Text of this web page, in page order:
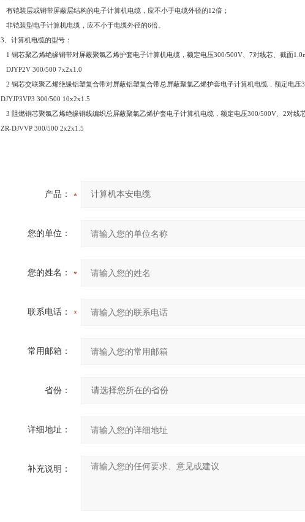
有铠装层或铜带屏蔽层结构的电子计算机电缆，应不小于电缆外径的12倍；
非铠装型电子计算机电缆，应不小于电缆外径的6倍。
3 、计算机电缆的型号：
1 铜芯聚乙烯绝缘铜带对屏蔽聚氯乙烯护套电子计算机电缆，额定电压300/500V 7对线芯、截面
DJYP2V 300/500 7x2x1.0
2 铜芯交联聚乙烯绝缘铝塑复合带对屏蔽铝塑复合带总屏蔽聚氯乙烯护套电子计算机电缆，额定电压
DJYJP3VP3 300/500 10x2x1.5
3 阻燃铜芯聚氯乙烯绝缘铜线编织总屏蔽聚氯乙烯护套电子计算机电缆，额定电压300/500V 2对线
ZR-DJVVP 300/500 2x2x1.5
产品：
您的单位：
您的姓名：
联系电话：
常用邮箱：
省份：
详细地址：
补充说明：